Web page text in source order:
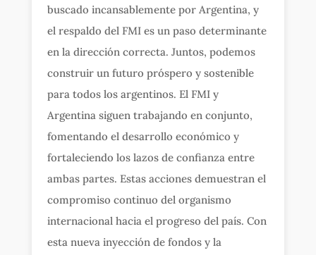
buscado incansablemente por Argentina, y
el respaldo del FMI es un paso determinante
en la dirección correcta. Juntos, podemos
construir un futuro próspero y sostenible
para todos los argentinos. El FMI y
Argentina siguen trabajando en conjunto,
fomentando el desarrollo económico y
fortaleciendo los lazos de confianza entre
ambas partes. Estas acciones demuestran el
compromiso continuo del organismo
internacional hacia el progreso del país. Con
esta nueva inyección de fondos y la